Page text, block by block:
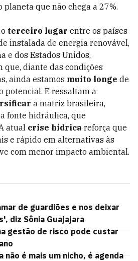
que não chega a 27%.
terceiro lugar entre os países
instalada de energia renovável,
e dos Estados Unidos,
diante das condições
ainda estamos muito longe de
potencial. E ressaltam a
a matriz brasileira,
fonte hidráulica, que
atual crise hídrica reforça que
e rápido em alternativas às
com menor impacto ambiental.
de guardiões e nos deixar
diz Sônia Guajajara
gestão de risco pode custar
não é mais um nicho, é agenda